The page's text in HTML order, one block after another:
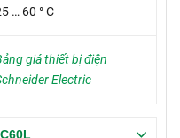
… 60 ° C
giá thiết bị điện
Electric